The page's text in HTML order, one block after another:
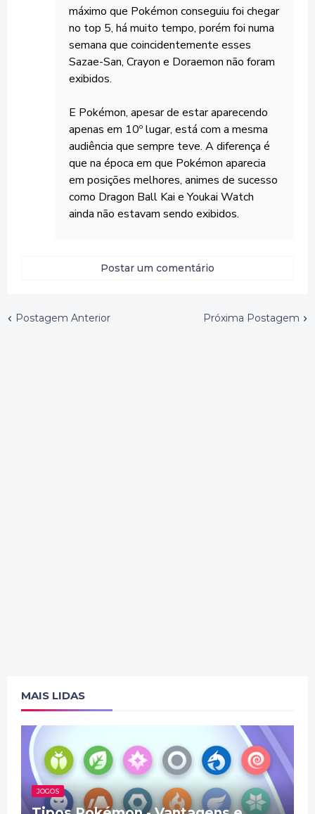
máximo que Pokémon conseguiu foi chegar
no top 5, há muito tempo, porém foi numa
semana que coincidentemente esses
Sazae-San, Crayon e Doraemon não foram
exibidos.
E Pokémon, apesar de estar aparecendo
apenas em 10º lugar, está com a mesma
audiência que sempre teve. A diferença é
que na época em que Pokémon aparecia
em posições melhores, animes de sucesso
como Dragon Ball Kai e Youkai Watch
ainda não estavam sendo exibidos.
Postar um comentário
Postagem Anterior Próxima Postagem
MAIS LIDAS
JOGOS